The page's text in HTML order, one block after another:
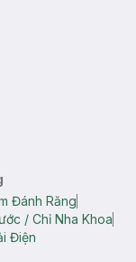
Đánh Răng
/ Chỉ Nha Khoa
Điện